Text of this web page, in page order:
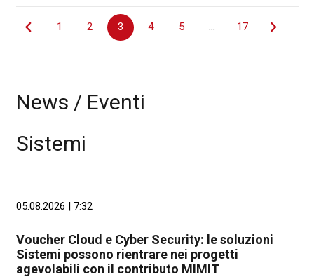
Navigazione
1 2 3 4 5 … 17
News / Eventi
Sistemi
05.08.2026 | 7:32
Voucher Cloud e Cyber Security: le soluzioni
Sistemi possono rientrare nei progetti
agevolabili con il contributo MIMIT